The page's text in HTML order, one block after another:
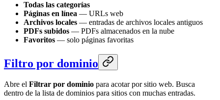
Todas las categorías
Páginas en línea — URLs web
Archivos locales — entradas de archivos locales antiguos
PDFs subidos — PDFs almacenados en la nube
Favoritos — solo páginas favoritas
Filtro por dominio
Abre el Filtrar por dominio para acotar por sitio web. Busca
dentro de la lista de dominios para sitios con muchas entradas.